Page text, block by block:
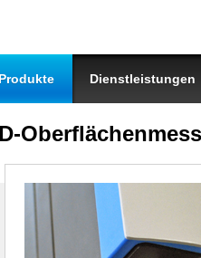
Produkte Dienstleistungen